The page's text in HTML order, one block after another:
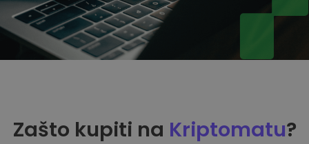
Zašto kupiti na Kriptomatu?